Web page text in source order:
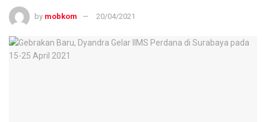
by mobkom 20/04/2021